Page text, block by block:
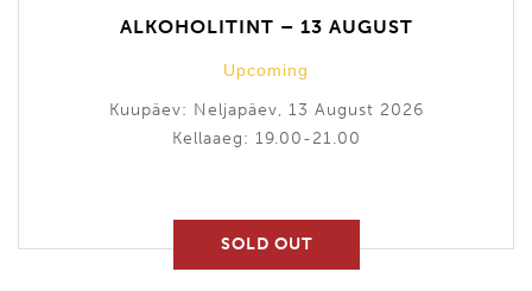
ALKOHOLITINT – 13 AUGUST
Upcoming
Kuupäev: Neljapäev, 13 August 2026
Kellaaeg: 19.00-21.00
SOLD OUT